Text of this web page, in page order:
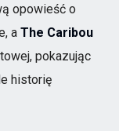
opowieść o
a The Caribou
pokazując
historię